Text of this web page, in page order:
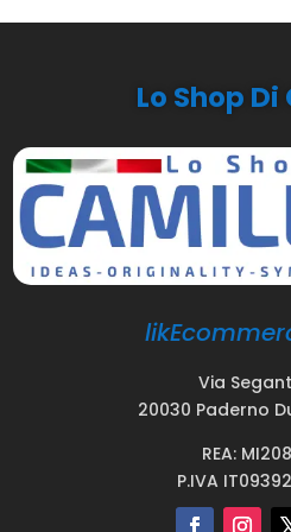
Lo Shop
Via
20030 Paderno
REA:
P.IVA